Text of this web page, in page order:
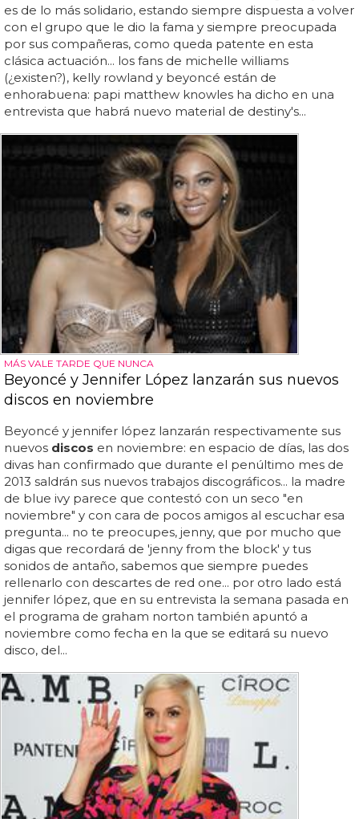
es de lo más solidario, estando siempre dispuesta a volver
con el grupo que le dio la fama y siempre preocupada
por sus compañeras, como queda patente en esta
clásica actuación... los fans de michelle williams
(¿existen?), kelly rowland y beyoncé están de
enhorabuena: papi matthew knowles ha dicho en una
entrevista que habrá nuevo material de destiny's...
MÁS VALE TARDE QUE NUNCA
Beyoncé y Jennifer López lanzarán sus nuevos
discos en noviembre
Beyoncé y jennifer lópez lanzarán respectivamente sus
nuevos discos en noviembre: en espacio de días, las dos
divas han confirmado que durante el penúltimo mes de
2013 saldrán sus nuevos trabajos discográficos... la madre
de blue ivy parece que contestó con un seco "en
noviembre" y con cara de pocos amigos al escuchar esa
pregunta... no te preocupes, jenny, que por mucho que
digas que recordará de 'jenny from the block' y tus
sonidos de antaño, sabemos que siempre puedes
rellenarlo con descartes de red one... por otro lado está
jennifer lópez, que en su entrevista la semana pasada en
el programa de graham norton también apuntó a
noviembre como fecha en la que se editará su nuevo
disco, del...